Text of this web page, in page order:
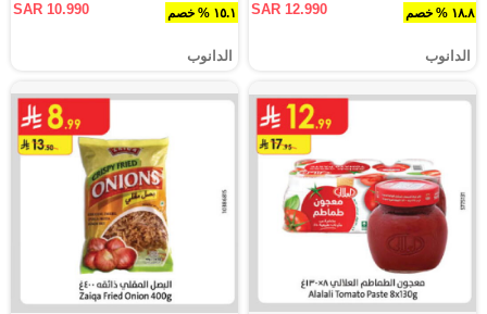
١٨.٨ % خصم SAR 12.990
الدانوب
١٥.١ % خصم SAR 10.990
الدانوب